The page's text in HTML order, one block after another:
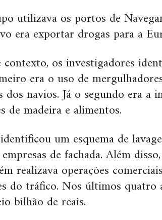
utilizava os portos de
era exportar drogas para a
contexto, os investigadores
era o uso de
dos navios. Já o segundo era a
de madeira e alimentos.
um esquema de
de fachada. Além
realizava operações
do tráfico. Nos últimos
bilhão de reais.